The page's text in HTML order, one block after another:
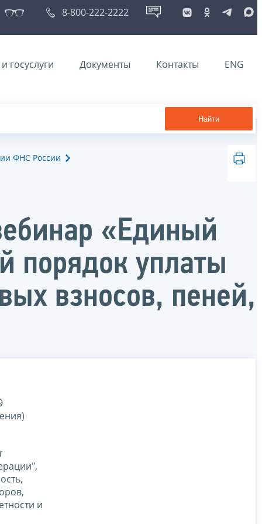
8-800-222-2222
госуслуги Документы Контакты ENG
Найти
ФНС России
«Единый
порядок уплаты
взносов, пеней,
и